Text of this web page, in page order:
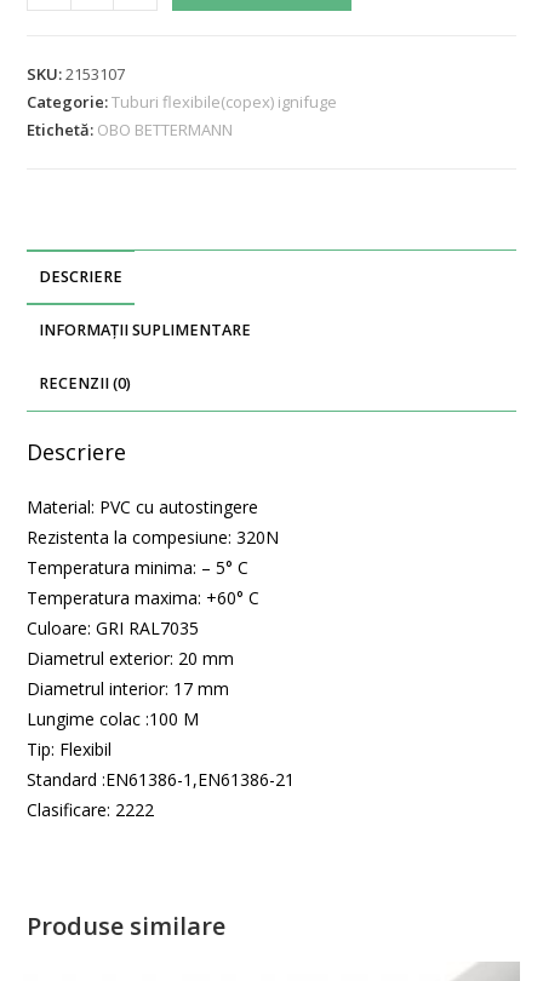
SKU:2153107
Categorie:Tuburi flexibile(copex) ignifuge
Etichetă: OBO BETTERMANN
DESCRIERE
INFORMAȚII SUPLIMENTARE
RECENZII (0)
Descriere
Material: PVC cu autostingere
Rezistenta la compesiune: 320N
Temperatura minima: – 5° C
Temperatura maxima: +60° C
Culoare: GRI RAL7035
Diametrul exterior: 20 mm
Diametrul interior: 17 mm
Lungime colac :100 M
Tip: Flexibil
Standard :EN61386-1,EN61386-21
Clasificare: 2222
Produse similare